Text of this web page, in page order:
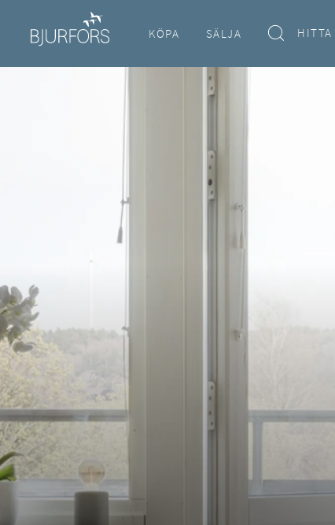
KÖPA SÄLJA HITTA